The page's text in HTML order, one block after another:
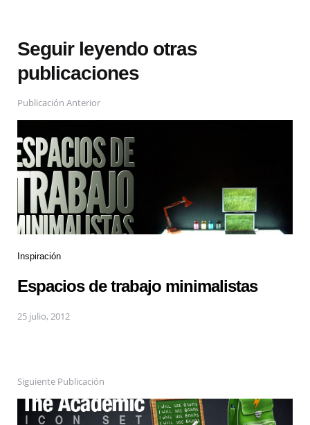
Seguir leyendo otras
publicaciones
Publicación Anterior
Inspiración
Espacios de trabajo minimalistas
25 julio, 2012
Siguiente Publicación